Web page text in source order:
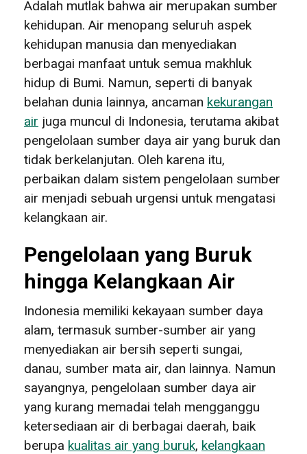
Adalah mutlak bahwa air merupakan sumber
kehidupan. Air menopang seluruh aspek
kehidupan manusia dan menyediakan
berbagai manfaat untuk semua makhluk
hidup di Bumi. Namun, seperti di banyak
belahan dunia lainnya, ancaman kekurangan
air juga muncul di Indonesia, terutama akibat
pengelolaan sumber daya air yang buruk dan
tidak berkelanjutan. Oleh karena itu,
perbaikan dalam sistem pengelolaan sumber
air menjadi sebuah urgensi untuk mengatasi
kelangkaan air.
Pengelolaan yang Buruk
hingga Kelangkaan Air
Indonesia memiliki kekayaan sumber daya
alam, termasuk sumber-sumber air yang
menyediakan air bersih seperti sungai,
danau, sumber mata air, dan lainnya. Namun
sayangnya, pengelolaan sumber daya air
yang kurang memadai telah mengganggu
ketersediaan air di berbagai daerah, baik
berupa kualitas air yang buruk, kelangkaan